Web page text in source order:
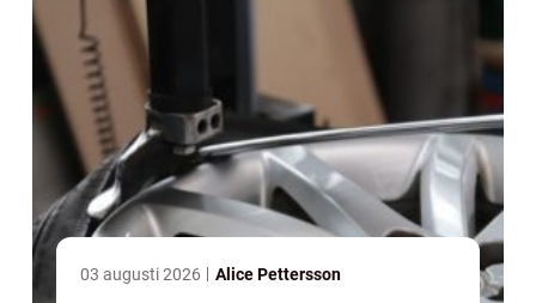
03 augusti 2026 Alice Pettersson